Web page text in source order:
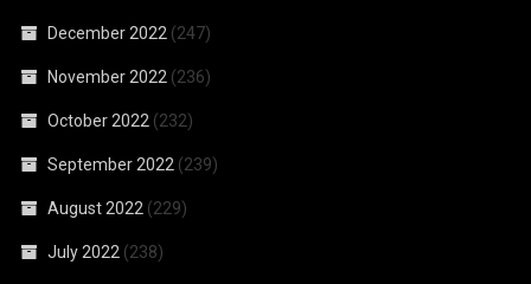
December 2022 (247)
November 2022 (236)
October 2022 (232)
September 2022 (239)
August 2022 (229)
July 2022 (238)